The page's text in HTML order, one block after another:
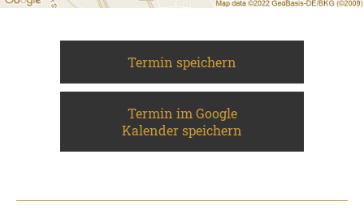
Termin speichern
Termin im Google
Kalender speichern